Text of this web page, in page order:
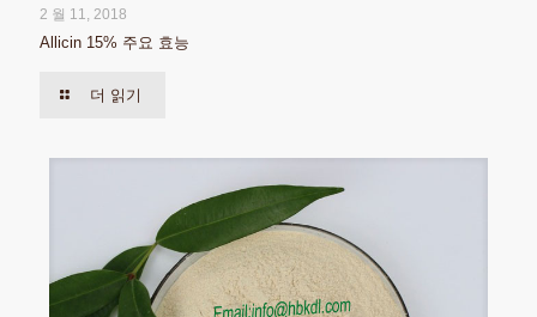
2 월 11, 2018
Allicin 15% 주요 효능
더 읽기